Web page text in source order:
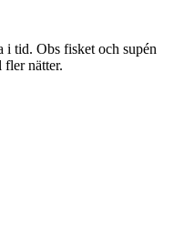
i tid. Obs fisket och supén
nätter.